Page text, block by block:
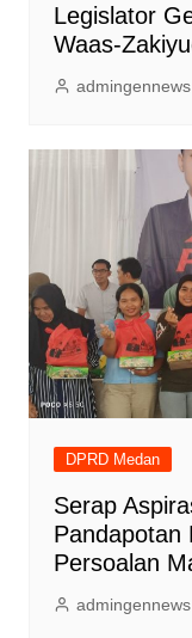
Legislator
Waas-
admingennews
DPRD Medan
Serap
Pandapotan
Persoalan
admingennews